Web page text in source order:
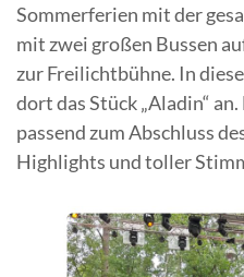
Sommerferien mit der
mit zwei großen Bussen
zur Freilichtbühne. In
dort das Stück „Aladin“
passend zum Abschluss
Highlights und toller